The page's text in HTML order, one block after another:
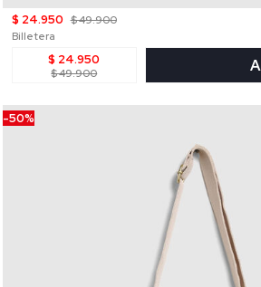
$ 24.950 $ 49.900
Billetera
$ 24.950
$ 49.900
-50%